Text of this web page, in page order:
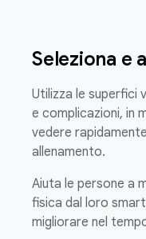
Seleziona e
Utilizza le superfici
e complicazioni, in
vedere
allenamento.
Aiuta le persone a
fisica dal loro
migliorare nel